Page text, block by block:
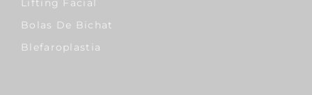
Lifting Facial
Bolas De Bichat
Blefaroplastia